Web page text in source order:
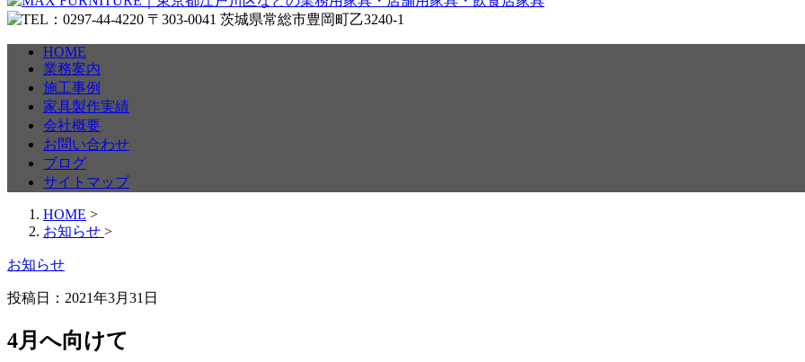
HOME
業務案内
施工事例
家具製作実績
会社概要
お問い合わせ
ブログ
サイトマップ
HOME >
お知らせ >
お知らせ
投稿日： 2021年3月31日
4月へ向けて